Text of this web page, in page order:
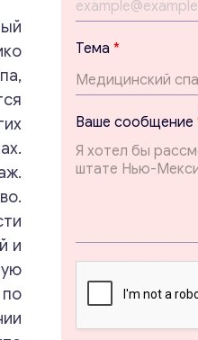
запрос, и мы свяжемся
ближайшее время.
и
E
m
a
i
l
E
m
a
Тема *
Ваше сообщение